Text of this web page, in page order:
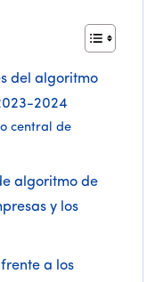
del algoritmo
2024
central de
algoritmo de
y los
a los